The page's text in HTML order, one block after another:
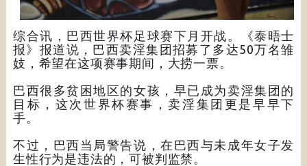
综合讯，巴西世界杯足球赛下月开战。《泰晤士
报》报道说，巴西卖淫集团招募了多达50万名雏
妓，希望在这项赛事期间，大捞一票。
巴西很多贫困地区的女孩，早已成为卖淫集团的
目标，这次世界杯赛事，卖淫集团更是早早下
手。
不过，巴西当局警告说，在巴西与未成年女子发
生性行为是违法的，可被判监禁。